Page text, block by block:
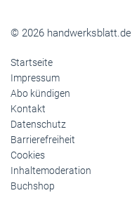
© 2026 handwerksblatt.de
Startseite
Impressum
Abo kündigen
Kontakt
Datenschutz
Barrierefreiheit
Cookies
Inhaltemoderation
Buchshop